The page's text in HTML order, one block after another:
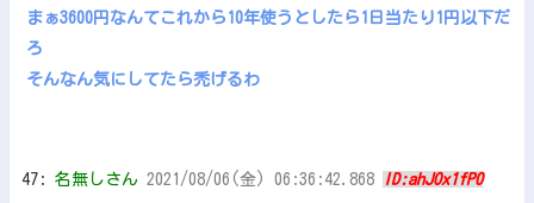
まぁ3600円なんてこれから10年使うとしたら1日当たり1円以下だ
ろ
そんなん気にしてたら禿げるわ
47: 名無しさん 2021/08/06(金) 06:36:42.868 ID:ahJOx1fP0